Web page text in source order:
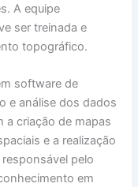
A equipe
ser treinada e
topográfico.
software de
e análise dos dados
a criação de mapas
e a realização
pelo
em